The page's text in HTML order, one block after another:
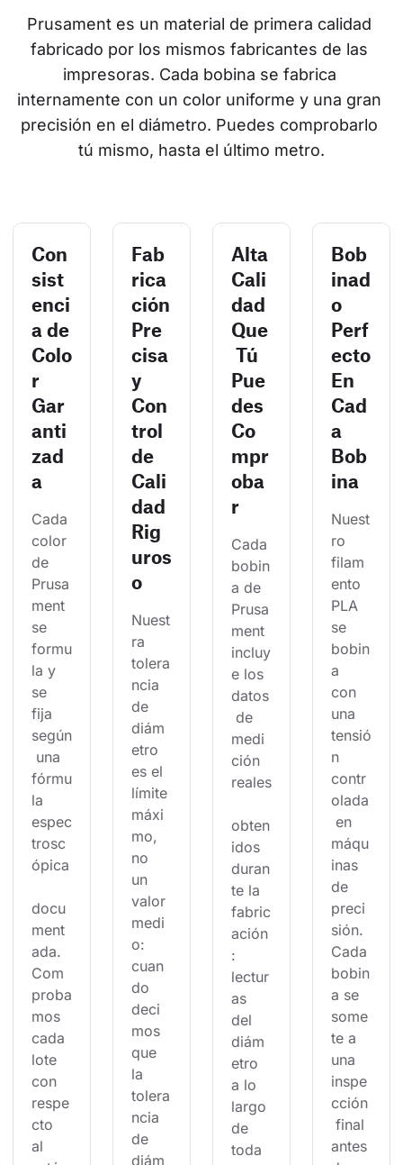
Prusament es un material de primera calidad
fabricado por los mismos fabricantes de las
impresoras. Cada bobina se fabrica
internamente con un color uniforme y una gran
precisión en el diámetro. Puedes comprobarlo
tú mismo, hasta el último metro.
Con
sist
enci
a de
Colo
r
Gar
anti
zad
a
Cada
color
de
Prusa
ment
se
formu
la y
se
fija
según
una
fórmu
la
espec
trosc
ópica
docu
ment
ada.
Com
proba
mos
cada
lote
con
respe
cto
al
Fab
rica
ción
Pre
cisa
y
Con
trol
de
Cali
dad
Rig
uros
o
Nuest
ra
tolera
ncia
de
diám
etro
es el
límite
máxi
mo,
no
un
valor
medi
o:
cuan
do
deci
mos
que
la
tolera
ncia
de
diám
Alta
Cali
dad
Que
Tú
Pue
des
Co
mpr
oba
r
Cada
bobin
a de
Prusa
ment
incluy
e los
datos
de
medi
ción
reales
obten
idos
duran
te la
fabric
ación
:
lectur
as
del
diám
etro
a lo
largo
de
toda
Bob
inad
o
Perf
ecto
En
Cad
a
Bob
ina
Nuest
ro
filam
ento
PLA
se
bobin
a
con
una
tensió
n
contr
olada
en
máqu
inas
de
preci
sión.
Cada
bobin
a se
some
te a
una
inspe
cción
final
antes